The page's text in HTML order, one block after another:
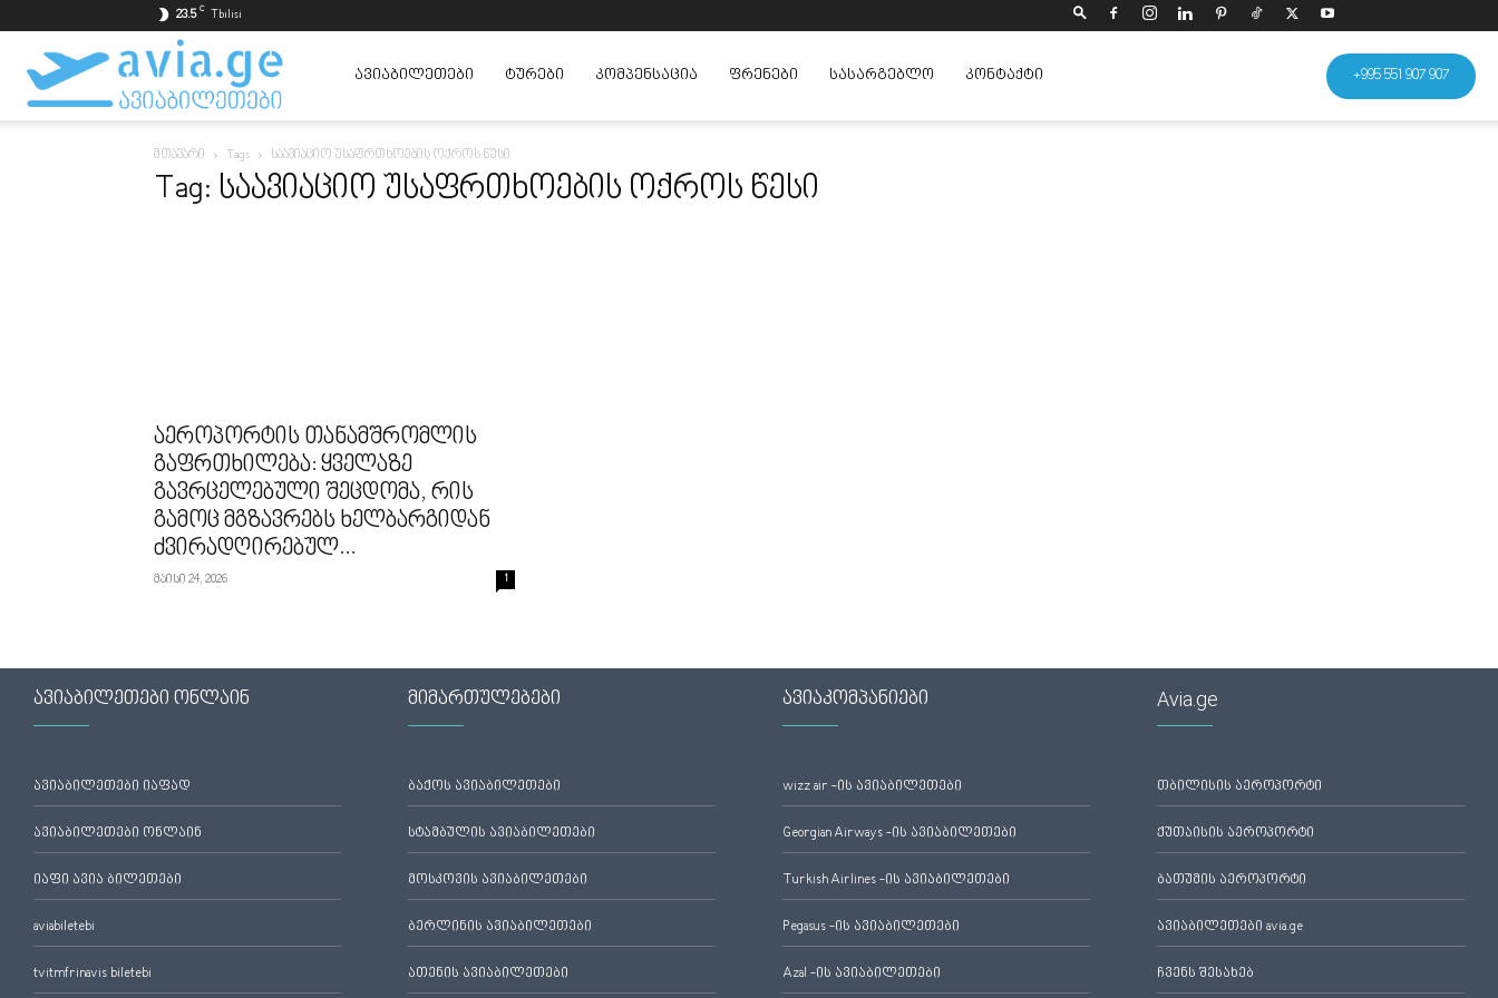
23.5 C Tbilisi
+995 551 907 907
ავიაბილეთები
ყველაზე
ᲐᲕᲘᲐᲑᲘᲚᲔᲗᲔᲑᲘ ᲢᲣᲠᲔᲑᲘ ᲙᲝᲛᲞᲔᲜᲡᲐᲪᲘᲐ ᲤᲠᲔᲜᲔᲑᲘ ᲡᲐᲡᲐᲠᲒᲔᲑᲚᲝ ᲙᲝᲜᲢᲐᲥᲢᲘ
მთავარი Tags საავიაციო უსაფრთხოების ოქროს წესი
Tag: საავიაციო უსაფრთხოების ოქროს წესი
აეროპორტის თანამშრომლის
გაფრთხილება: ყველაზე
გავრცელებული შეცდომა, რის
გამოც მგზავრებს ხელბარგიდან
ძვირადღირებულ...
მაისი 24, 2026 1
ავიაბილეთები ონლაინ
ავიაბილეთები იაფად
ავიაბილეთები ონლაინ
იაფი ავია ბილეთები
aviabiletebi
tvitmfrinavis biletebi
მიმართულებები
ბაქოს ავიაბილეთები
სტამბულის ავიაბილეთები
მოსკოვის ავიაბილეთები
ბერლინის ავიაბილეთები
ათენის ავიაბილეთები
ავიაკომპანიები
wizz air -ის ავიაბილეთები
Georgian Airways -ის ავიაბილეთები
Turkish Airlines -ის ავიაბილეთები
Pegasus -ის ავიაბილეთები
Azal -ის ავიაბილეთები
Avia.ge
თბილისის აეროპორტი
ქუთაისის აეროპორტი
ბათუმის აეროპორტი
ავიაბილეთები avia.ge
ჩვენს შესახებ